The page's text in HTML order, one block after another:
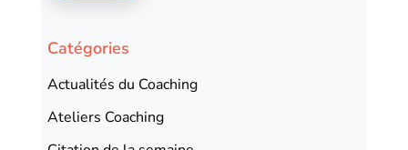
Catégories
Actualités du Coaching
Ateliers Coaching